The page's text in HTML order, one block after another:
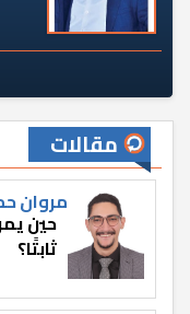
مقالات
مروان
حين
ثابتًا؟